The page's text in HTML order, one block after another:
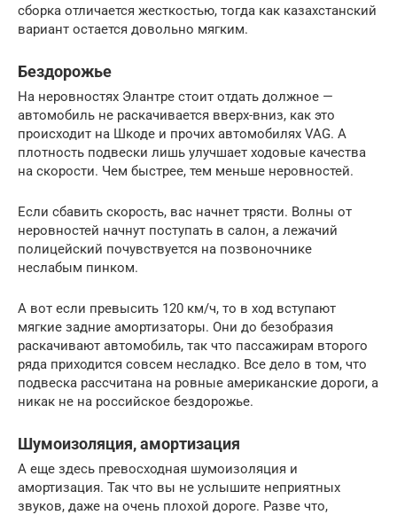
сборка отличается жесткостью, тогда как казахстанский
вариант остается довольно мягким.
Бездорожье
На неровностях Элантре стоит отдать должное —
автомобиль не раскачивается вверх-вниз, как это
происходит на Шкоде и прочих автомобилях VAG. А
плотность подвески лишь улучшает ходовые качества
на скорости. Чем быстрее, тем меньше неровностей.
Если сбавить скорость, вас начнет трясти. Волны от
неровностей начнут поступать в салон, а лежачий
полицейский почувствуется на позвоночнике
неслабым пинком.
А вот если превысить 120 км/ч, то в ход вступают
мягкие задние амортизаторы. Они до безобразия
раскачивают автомобиль, так что пассажирам второго
ряда приходится совсем несладко. Все дело в том, что
подвеска рассчитана на ровные американские дороги, а
никак не на российское бездорожье.
Шумоизоляция, амортизация
А еще здесь превосходная шумоизоляция и
амортизация. Так что вы не услышите неприятных
звуков, даже на очень плохой дороге. Разве что,